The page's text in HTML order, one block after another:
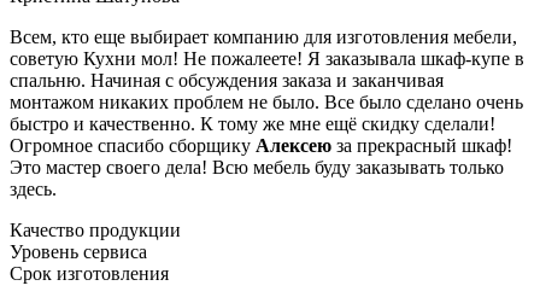
Всем, кто еще выбирает компанию для изготовления мебели,
советую Кухни мол! Не пожалеете! Я заказывала шкаф-купе в
спальню. Начиная с обсуждения заказа и заканчивая
монтажом никаких проблем не было. Все было сделано очень
быстро и качественно. К тому же мне ещё скидку сделали!
Огромное спасибо сборщику Алексею за прекрасный шкаф!
Это мастер своего дела! Всю мебель буду заказывать только
здесь.
Качество продукции
Уровень сервиса
Срок изготовления